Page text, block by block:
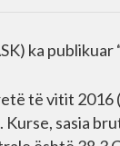
ka
të vitit
sasia